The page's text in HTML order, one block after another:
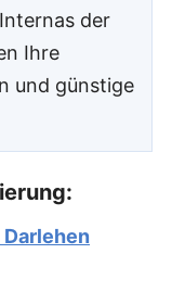
der
Ihre
und günstige